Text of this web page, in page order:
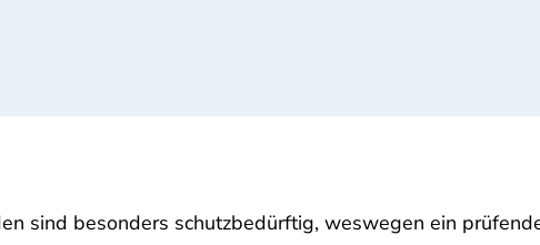
sind besonders schutzbedürftig, weswegen ein